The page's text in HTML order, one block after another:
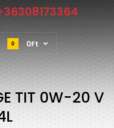
0 0Ft
TIT 0W-20 V